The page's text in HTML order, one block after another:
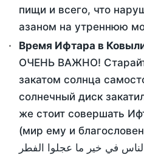
пищи и всего, что
азаном на утреннюю
Время Ифтара в
ОЧЕНЬ ВАЖНО!
закатом солнца
солнечный диск
же стоит совершать
(мир ему и
في خير ما عجلوا الفطر